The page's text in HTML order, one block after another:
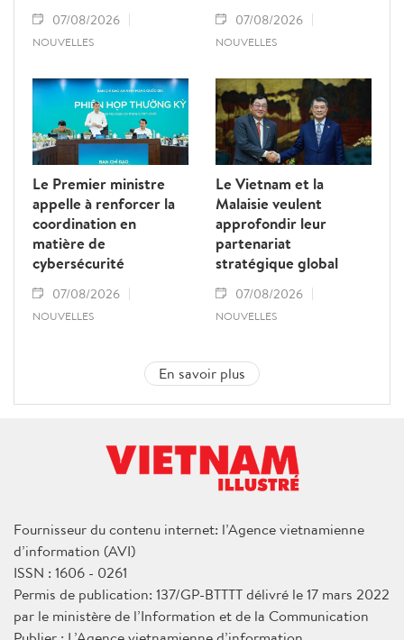
07/08/2026
NOUVELLES
07/08/2026
NOUVELLES
Le Premier ministre
appelle à renforcer la
coordination en
matière de
cybersécurité
07/08/2026
NOUVELLES
Le Vietnam et la
Malaisie veulent
approfondir leur
partenariat
stratégique global
07/08/2026
NOUVELLES
En savoir plus
Fournisseur du contenu internet: l’Agence vietnamienne
d’information (AVI)
ISSN : 1606 - 0261
Permis de publication: 137/GP-BTTTT délivré le 17 mars 2022
par le ministère de l’Information et de la Communication